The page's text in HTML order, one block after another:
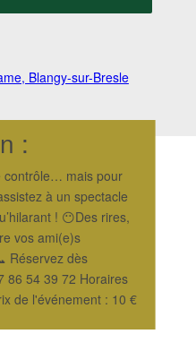
Blangy-sur-Bresle
:
contrôle… mais pour
à un spectacle
! 😶Des rires,
vos ami(e)s
Réservez dès
86 54 39 72 Horaires
de l'événement : 10 €